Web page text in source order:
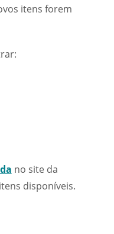
itens forem
no site da
disponíveis.